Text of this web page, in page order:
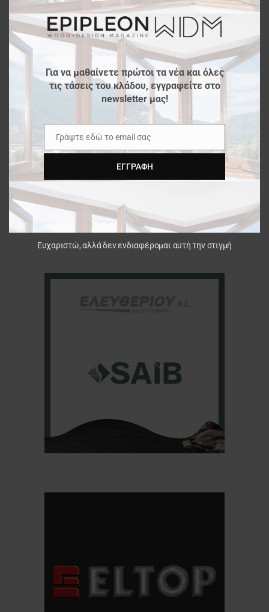
Για να μαθαίνετε πρώτοι τα νέα και όλες
τις τάσεις του κλάδου, εγγραφείτε στο
newsletter μας!
Email
Γράψτε εδώ το email σας
ΕΓΓΡΑΦΉ
Ευχαριστώ, αλλά δεν ενδιαφέρομαι αυτή την στιγμή